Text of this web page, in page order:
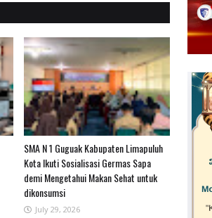
SMA N 1 Guguak Kabupaten Limapuluh
Kota Ikuti Sosialisasi Germas Sapa
demi Mengetahui Makan Sehat untuk
dikonsumsi
July 29, 2026